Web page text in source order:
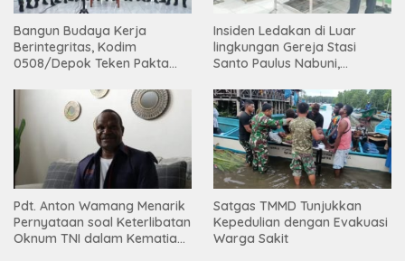
Bangun Budaya Kerja
Berintegritas, Kodim
0508/Depok Teken Pakta
Insiden Ledakan di Luar
lingkungan Gereja Stasi
Santo Paulus Nabuni,
Pdt. Anton Wamang Menarik
Pernyataan soal Keterlibatan
Oknum TNI dalam Kematian
Satgas TMMD Tunjukkan
Kepedulian dengan Evakuasi
Warga Sakit